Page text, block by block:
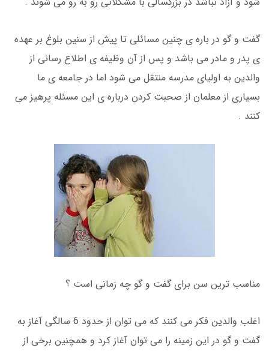
گفت و گو در باره ی چنین مسائلی تا پیش از سنین بلوغ بر عهده
ی پدر و مادر می باشد و پس از آن وظیفه ی اطلاع رسانی از
والدین به اولیای مدرسه منتقل می شود اما در جامعه ی ما
بسیاری از معلمان از صحبت کردن درباره ی این مسئله پرهیز می
کنند .
مناسب ترین سن برای گفت و گو چه زمانی است ؟
اغلب والدین فکر می کنند که می توان از حدود 6 سالگی آغاز به
گفت و گو در این زمینه را می توان آغاز کرد و همچنین برخی از